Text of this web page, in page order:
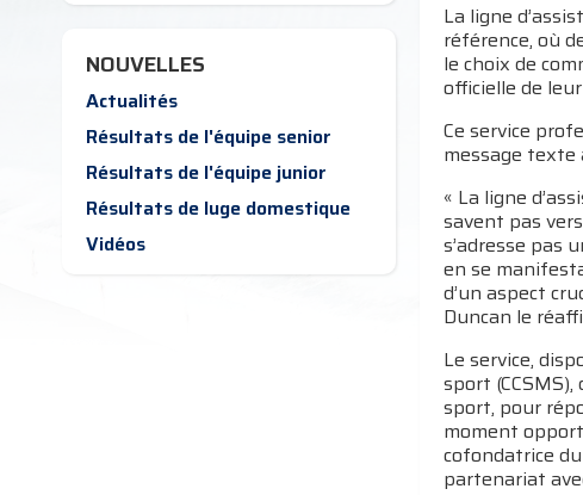
NOUVELLES
Actualités
Résultats de l'équipe senior
Résultats de l'équipe junior
Résultats de luge domestique
Vidéos
La ligne
référence, où
le choix de
officielle de
Ce service
message texte
« La ligne
savent pas
s’adresse pas
en se
d’un aspect
Duncan le
Le service,
sport
sport, pour
moment
cofondatrice
partenariat